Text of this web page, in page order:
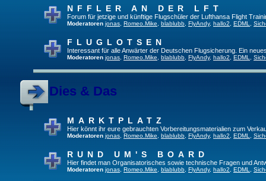
NFFLER AN DER LFT
Forum für jetzige und künftige Flugschüler der Lufthansa Flight
Moderatoren jonas Romeo.Mike blablubb FlyAndy, hallo2 EDML
FLUGLOTSEN
Interessant für alle Anwärter der Deutschen Flugsicherung. Ein
Moderatoren jonas Romeo.Mike blablubb FlyAndy, hallo2 EDML
Dies & Das
MARKTPLATZ
Hier könnt ihr eure gebrauchten Vorbereitungsmaterialien zum
Moderatoren jonas Romeo.Mike blablubb FlyAndy, hallo2 EDML
RUND UM'S BOARD
Hier findet man Organisatorisches sowie technische Fragen und
Moderatoren jonas Romeo.Mike blablubb FlyAndy, hallo2 EDML